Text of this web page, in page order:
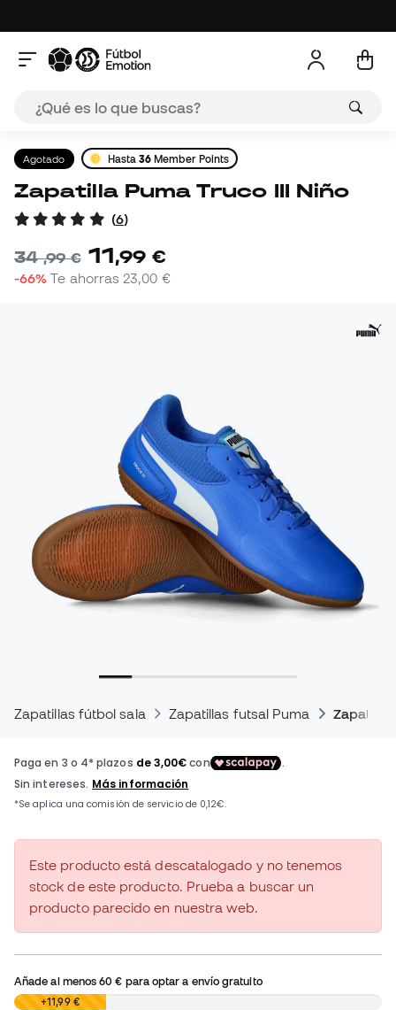
Agotado Hasta36 Member Points
Zapatilla Puma Truco III Niño
(6)
34,99 € 11,99 €
-66% Te ahorras 23,00 €
Zapatillas fútbol sala Zapatillas futsal Puma
Este producto está descatalogado y no tenemos
stock de este producto. Prueba a buscar un
producto parecido en nuestra web.
Añade al menos60 € para optar a envío gratuito
0,00 €+11,99 €